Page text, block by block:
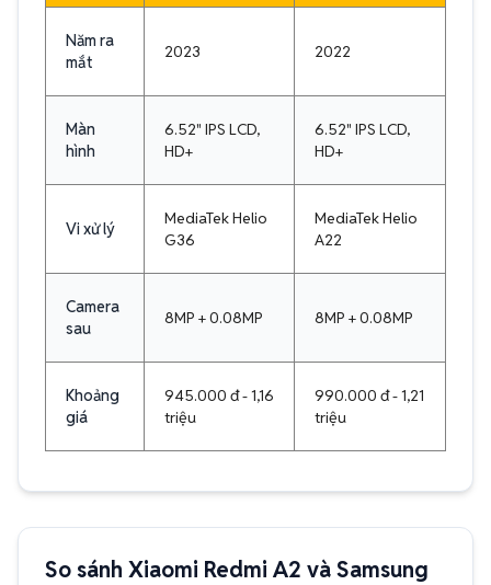
Năm ra
mắt
2023 2022
Màn
hình
6.52" IPS LCD,
HD+
6.52" IPS LCD,
HD+
Vi xử lý
MediaTek Helio
G36
MediaTek Helio
A22
Camera
sau
8MP + 0.08MP 8MP + 0.08MP
Khoảng
giá
945.000 đ - 1,16
triệu
990.000 đ - 1,21
triệu
So sánh Xiaomi Redmi A2 và Samsung